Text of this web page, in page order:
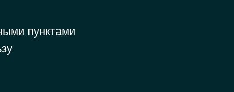
пунктами